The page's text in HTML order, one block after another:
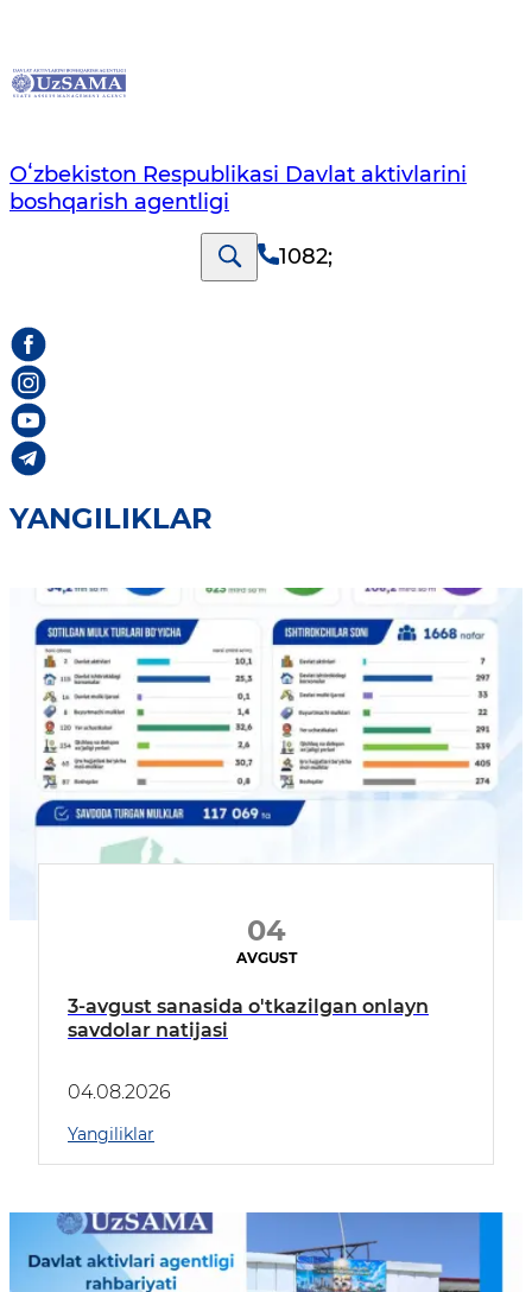
Oʻzbekiston Respublikasi Davlat aktivlarini
boshqarish agentligi
1082;
YANGILIKLAR
04
AVGUST
3-avgust sanasida o'tkazilgan onlayn
savdolar natijasi
04.08.2026
Yangiliklar